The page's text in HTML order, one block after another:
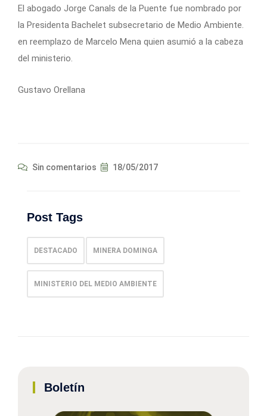
El abogado Jorge Canals de la Puente fue nombrado por
la Presidenta Bachelet subsecretario de Medio Ambiente.
en reemplazo de Marcelo Mena quien asumió a la cabeza
del ministerio.
Gustavo Orellana
Sin comentarios 18/05/2017
Post Tags
DESTACADO MINERA DOMINGA
MINISTERIO DEL MEDIO AMBIENTE
Boletín